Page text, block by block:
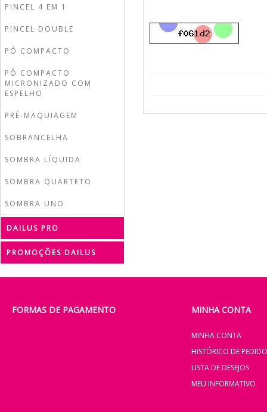
PINCEL 4 EM 1
PINCEL DOUBLE
PÓ COMPACTO
PÓ COMPACTO
MICRONIZADO COM
ESPELHO
PRÉ-MAQUIAGEM
SOBRANCELHA
SOMBRA LÍQUIDA
SOMBRA QUARTETO
SOMBRA UNO
DAILUS PRO
PROMOÇÕES DAILUS
FORMAS DE PAGAMENTO MINHA CONTA
MINHA CONTA
HISTÓRICO DE
LISTA DE DESEJOS
MEU INFORMATIVO